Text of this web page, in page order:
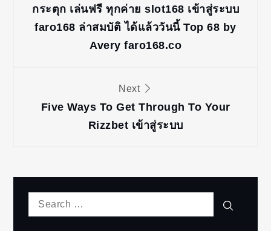
กระตุก เล่นฟรี ทุกค่าย slot168 เข้าสู่ระบบ
faro168 ล่าสมบัติ ได้แล้ววันนี้ Top 68 by
Avery faro168.co
Next
Five Ways To Get Through To Your
Rizzbet เข้าสู่ระบบ
Search